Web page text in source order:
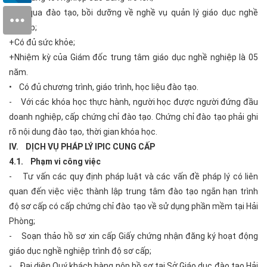
+Đã qua đào tạo, bồi dưỡng về nghề vụ quản lý giáo dục nghề
nghiệp;
+Có đủ sức khỏe;
+Nhiệm kỳ của Giám đốc trung tâm giáo dục nghề nghiệp là 05
năm.
• Có đủ chương trình, giáo trình, học liệu đào tạo.
- Với các khóa học thực hành, người học được người đứng đầu
doanh nghiệp, cấp chứng chỉ đào tạo. Chứng chỉ đào tạo phải ghi
rõ nội dung đào tạo, thời gian khóa học.
IV. DỊCH VỤ PHÁP LÝ IPIC CUNG CẤP
4.1. Phạm vi công việc
- Tư vấn các quy định pháp luật và các vấn đề pháp lý có liên
quan đến việc việc thành lập trung tâm đào tạo ngắn hạn trình
độ sơ cấp có cấp chứng chỉ đào tạo về sử dụng phần mềm tại Hải
Phòng;
- Soạn thảo hồ sơ xin cấp Giấy chứng nhận đăng ký hoạt động
giáo dục nghề nghiệp trình độ sơ cấp;